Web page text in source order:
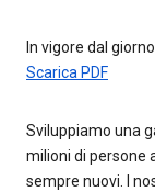
In vigore dal
Scarica PDF
Sviluppiamo una
milioni di persone
sempre nuovi. I